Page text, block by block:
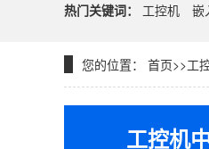
热门关键词： 工控机 嵌
您的位置： 首页>>工
工控机